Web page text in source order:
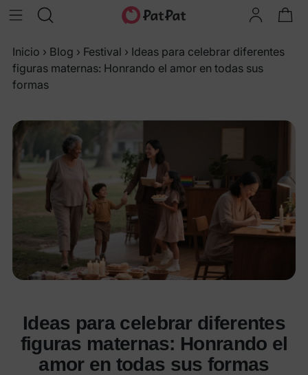
Inicio › Blog › Festival › Ideas para celebrar diferentes
figuras maternas: Honrando el amor en todas sus
formas
Ideas para celebrar diferentes
figuras maternas: Honrando el
amor en todas sus formas